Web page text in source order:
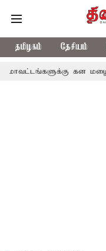
தமிழகம் தேசியம்
கன மழை எச்சரிக்கை